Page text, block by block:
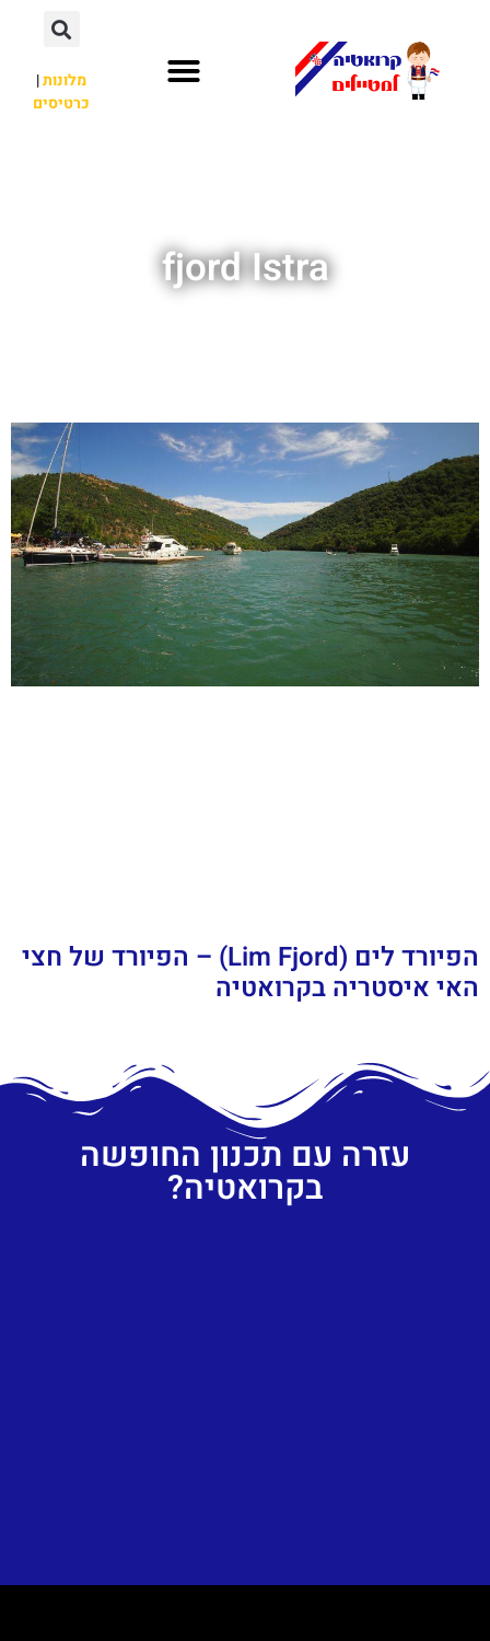
מלונות|
כרטיסים
fjord Istra
הפיורד לים (Lim Fjord) – הפיורד של חצי
האי איסטריה בקרואטיה
עזרה עם תכנון החופשה
בקרואטיה?